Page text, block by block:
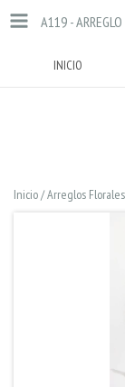
A119 -
INICIO
Inicio/Arreglos Florales